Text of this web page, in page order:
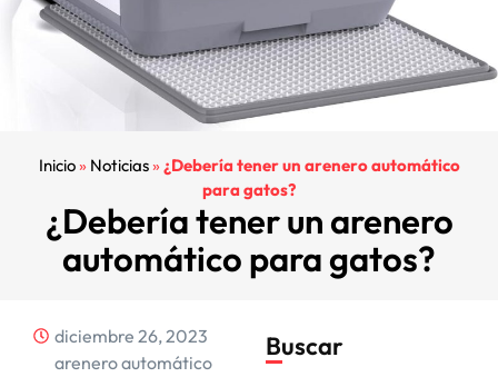
Inicio» Noticias»¿Debería tener un arenero automático
para gatos?
¿Debería tener un arenero
automático para gatos?
diciembre 26, 2023
arenero automático
Buscar